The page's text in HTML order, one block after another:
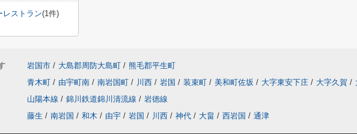
レストラン(1件)
岩国市 / 大島郡周防大島町 / 熊毛郡平生町
青木町 / 由宇町南 / 南岩国町 / 川西 / 岩国 / 装束町 / 美和町佐坂 / 大字東安下庄 / 大字久賀 /
山陽本線 / 錦川鉄道錦川清流線 / 岩徳線
藤生 / 南岩国 / 和木 / 由宇 / 岩国 / 川西 / 神代 / 大畠 / 西岩国 / 通津